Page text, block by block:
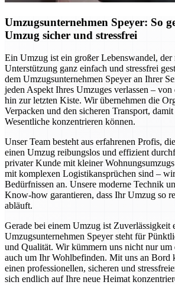
Umzugsunternehmen Speyer: So
Umzug sicher und stressfrei
Ein Umzug ist ein großer Lebenswandel, der
Unterstützung ganz einfach und stressfrei
dem Umzugsunternehmen Speyer an Ihrer
jeden Aspekt Ihres Umzuges verlassen – von
hin zur letzten Kiste. Wir übernehmen die
Verpacken und den sicheren Transport,
Wesentliche konzentrieren können.
Unser Team besteht aus erfahrenen Profis,
einen Umzug reibungslos und effizient
privater Kunde mit kleiner
mit komplexen Logistikansprüchen sind –
Bedürfnissen an. Unsere moderne Technik
Know-how garantieren, dass Ihr Umzug so
abläuft.
Gerade bei einem Umzug ist Zuverlässigkeit
Umzugsunternehmen Speyer steht für
und Qualität. Wir kümmern uns nicht nur um
auch um Ihr Wohlbefinden. Mit uns an Bord
einen professionellen, sicheren und
sich endlich auf Ihre neue Heimat